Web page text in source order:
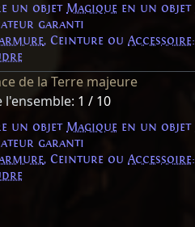
un objet Magique en un objet
garanti
, Ceinture ou Accessoire:
de la Terre majeure
l'ensemble: 1 / 10
un objet Magique en un objet
garanti
, Ceinture ou Accessoire: